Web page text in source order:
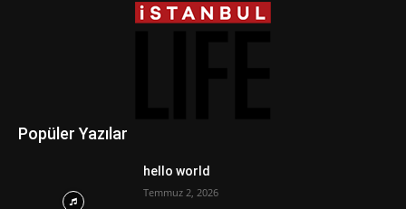
Popüler Yazılar
hello world
Temmuz 2, 2026